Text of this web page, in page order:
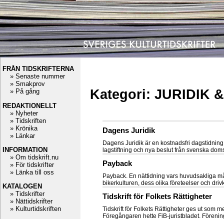
Kategori: JURIDIK
Dagens Juridik
Dagens Juridik är en kostnadsfri
lagstiftning och nya beslut från svenska
Payback
Payback. En nättidning vars huvudsakliga
bikerkulturen, dess olika företeelser och
Tidskrift för Folkets Rättigheter
Tidskrift för Folkets Rättigheter ges ut som
Föregångaren hette FiB-juristbladet.
FRÅN TIDSKRIFTERNA
» Senaste nummer
» Smakprov
» På gång
REDAKTIONELLT
» Nyheter
» Tidskriften
» Krönika
» Länkar
INFORMATION
» Om tidskrift.nu
» För tidskrifter
» Länka till oss
KATALOGEN
» Tidskrifter
» Nättidskrifter
» Kulturtidskriften